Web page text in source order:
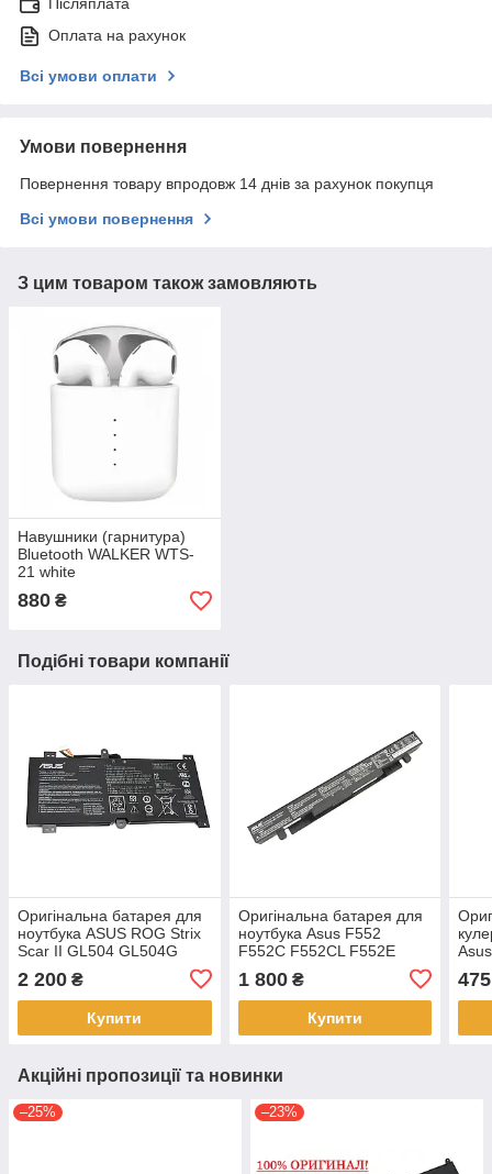
Оплата на рахунок
Всі умови оплати
Умови повернення
Повернення товару впродовж 14 днів за рахунок покупця
Всі умови повернення
З цим товаром також замовляють
Навушники (гарнитура)
Bluetooth WALKER WTS-
21 white
880 ₴
Подібні товари компанії
Оригінальна батарея для
ноутбука ASUS ROG Strix
Scar II GL504 GL504G
GL504GS - C41N1731Тип
A
2 200 ₴
Купити
Оригінальна батарея для
ноутбука Asus F552
F552C F552CL F552E
F552VL A41-X550A
1 800₴
Купити
475
Акційні пропозиції та новинки
–25% –23%